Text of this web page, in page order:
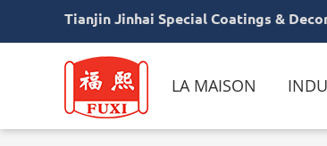
Tianjin Jinhai Special Coatings &
LA MAISON